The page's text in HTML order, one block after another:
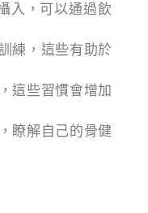
入，可以通過飲
練，這些有助於
這些習慣會增加
瞭解自己的骨健